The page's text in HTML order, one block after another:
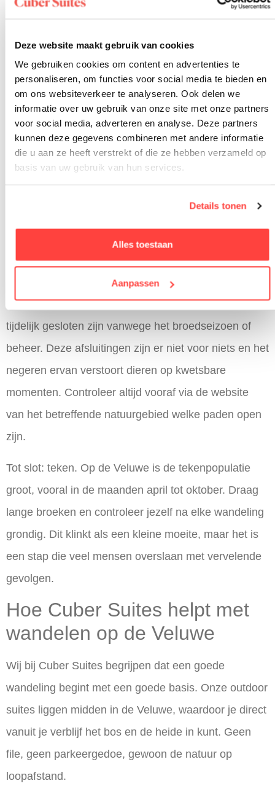
Deze website maakt gebruik van cookies
We gebruiken cookies om content en advertenties te
personaliseren, om functies voor social media te bieden en
om ons websiteverkeer te analyseren. Ook delen we
informatie over uw gebruik van onze site met onze partners
voor social media, adverteren en analyse. Deze partners
kunnen deze gegevens combineren met andere informatie
die u aan ze heeft verstrekt of die ze hebben verzameld op
basis van uw gebruik van hun services.
Details tonen
Alles toestaan
Aanpassen
onderschatten, onvoldoende water meenemen,
afwijken van gemarkeerde paden in gesloten
natuurgebieden en vergeten dat teken een reëel
risico vormen in het warme seizoen.
Veel bezoekers onderschatten hoe snel het gebied
vol kan lopen op een zonnige weekenddag. Wie om
treft een heel ander beeld dan wie er om zeven uur al
loopt. Vroeg vertrekken is de eenvoudigste manier
om het beste van de Veluwe te ervaren.
Een andere veelgemaakte fout is het betreden van
afgesloten gebieden. De Veluwe heeft zones die
tijdelijk gesloten zijn vanwege het broedseizoen of
beheer. Deze afsluitingen zijn er niet voor niets en het
negeren ervan verstoort dieren op kwetsbare
momenten. Controleer altijd vooraf via de website
van het betreffende natuurgebied welke paden open
zijn.
Tot slot: teken. Op de Veluwe is de tekenpopulatie
groot, vooral in de maanden april tot oktober. Draag
lange broeken en controleer jezelf na elke wandeling
grondig. Dit klinkt als een kleine moeite, maar het is
een stap die veel mensen overslaan met vervelende
gevolgen.
Hoe Cuber Suites helpt met
wandelen op de Veluwe
Wij bij Cuber Suites begrijpen dat een goede
wandeling begint met een goede basis. Onze outdoor
suites liggen midden in de Veluwe, waardoor je direct
vanuit je verblijf het bos en de heide in kunt. Geen
file, geen parkeergedoe, gewoon de natuur op
loopafstand.